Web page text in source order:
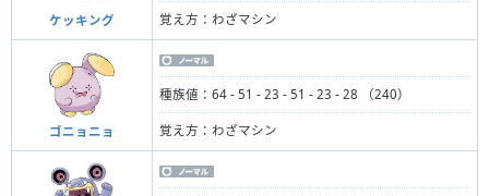
ケッキング 覚え方：わざマシン
ゴニョニョ
種族値：64 - 51 - 23 - 51 - 23 - 28 （240）
覚え方：わざマシン